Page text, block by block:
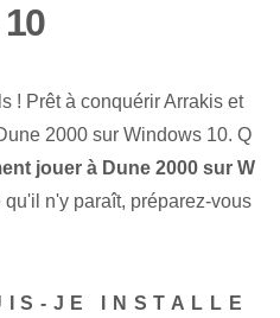
! Prêt à conquérir Arrakis et
2000 sur Windows 10. Q
jouer à Dune 2000 sur W
n'y paraît, préparez-vous
JE INSTALLE